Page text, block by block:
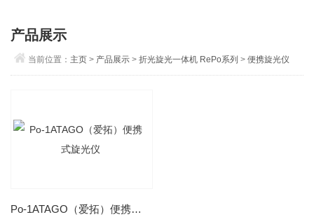
产品展示
当前位置： 主页 > 产品展示 >折光旋光一体机 RePo系列 >便携旋光仪
Po-1ATAGO（爱拓）便携式旋光仪